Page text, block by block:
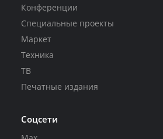
Конференции
Специальные проекты
Маркет
Техника
ТВ
Печатные издания
Соцсети